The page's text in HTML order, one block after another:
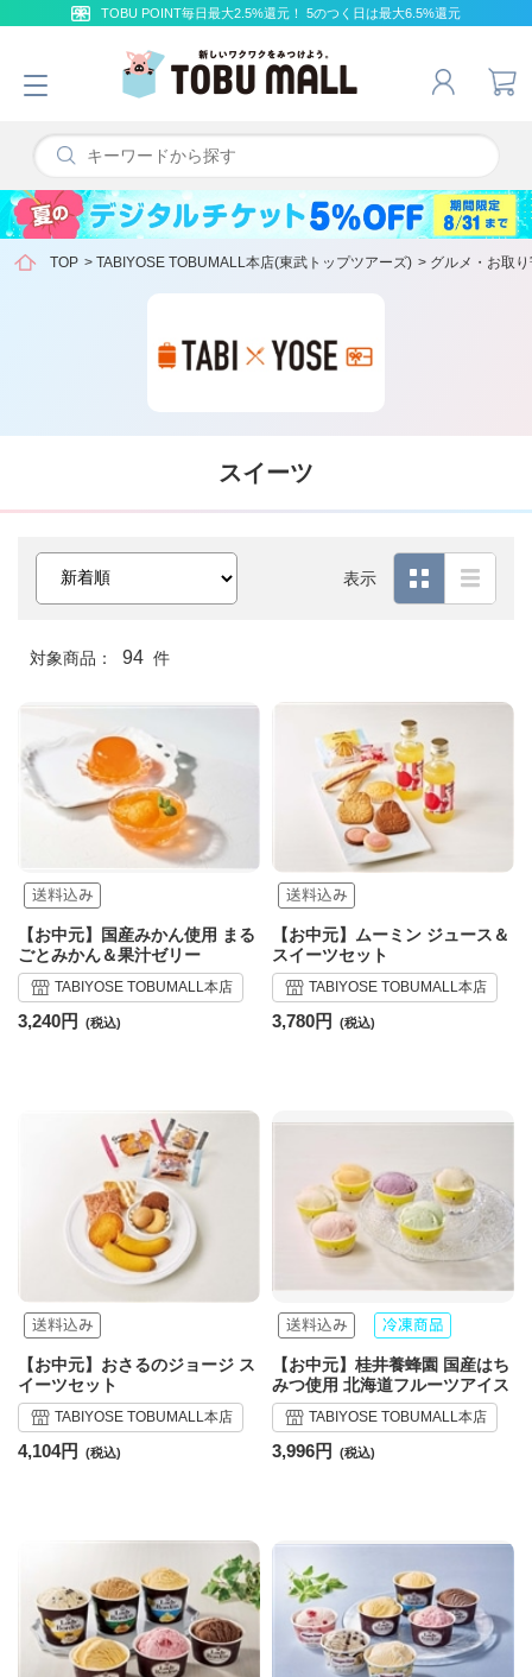
TOBU POINT毎日最大2.5%還元！ 5のつく日は最大6.5%還元
TOP > TABIYOSE TOBUMALL本店(東武トップツアーズ) > グルメ・お取
スイーツ
表示
対象商品： 94 件
【お中元】国産みかん使用 まる
ごとみかん＆果汁ゼリー
TABIYOSE TOBUMALL本店
3,240円
【お中元】ムーミン ジュース＆
スイーツセット
TABIYOSE TOBUMALL本店
3,780円
【お中元】おさるのジョージ ス
イーツセット
TABIYOSE TOBUMALL本店
4,104円
【お中元】桂井養蜂園 国産はち
みつ使用 北海道フルーツアイス
TABIYOSE TOBUMALL本店
3,996円